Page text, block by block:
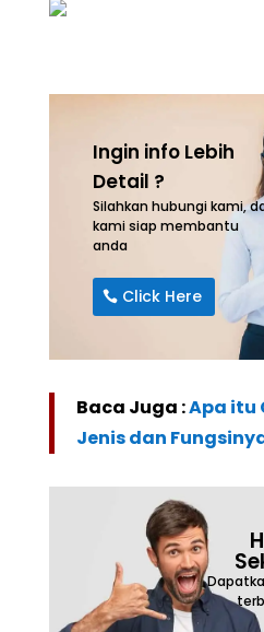
Ingin info Lebih
Detail ?
Silahkan hubungi kami,
kami siap membantu
anda
Click Here
Baca Juga :Apa itu
Jenis dan